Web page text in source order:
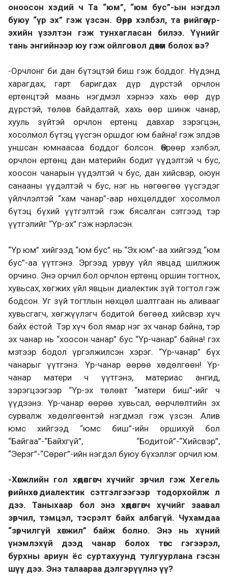
оноосон хэдий ч Та “юм”, “юм бус”-ын нэгдэл
буюу “үр эх” гэж үзсэн. Өөрөөр хэлбэл, та өөрийгөө үр-
эхийн үзэлтэн гэж тунхагласан билээ. Үүнийг
тань энгийнээр юу гэж ойлговол дөхөм болох вэ?
-Орчлонг би дан бүтэцтэй биш гэж боддог. Нүдэнд
харагдах, гарт баригдах дүр дүрстэй орчлон
ертөнцтэй маань нэгдмэл хэрнээ хахь өөр дүр
дүрстэй, төлөв байдалтай, хахь өөр шинж чанар,
хууль зүйтэй орчлон ертөнц давхар зэрэгцэн,
хосолмол бүтэц үүсгэн оршдог юм байна! гэж элдэв
уншсан юмнаасаа боддог болсон. Өөрөөр хэлбэл,
орчлон ертөнц дан материйн бодит үүдэлтэй ч бус,
хоосон чанарын үүдэлтэй ч бус, дан хийсвэр, оюун
санааны үүдэлтэй ч бус, нэг нь нөгөөгөө үүсгэдэг
үйлчлэлтэй “хам чанар”-аар нөхцөлддөг хосолмол
бүтэц бүхий үүтгэлтэй гэж бясалган сэтгээд тэр
үүтгэлийг “Үр-эх” гэж нэрлэсэн.
“Үр юм” хийгээд “юм бус” нь “Эх юм”-аа хийгээд “юм
бус”-аа үүтгэнэ. Эргээд урвуу үйл явцад шилжиж
орчино. Энэ орчил бол орчлон ертөнц оршин тогтнох,
хувьсах, хөгжих үйл явцын диалектик зүй тогтол гэж
бодсон. Уг зүй тогтлын нөхцөл шалтгаан нь аливааг
хувьсгагч, хөгжүүлэгч бодитой бөгөөд хийсвэр хүч
байх ёстой. Тэр хүч бол ямар нэг эх чанар байна, тэр
эх чанар нь “хоосон чанар” бус “Үр-чанар” байна! гэх
мэтээр бодол үргэлжилсэн хэрэг. “Үр-чанар” бүх
чанарыг үүтгэнэ. Үр-чанар өөрөө хөдөлгөөн! Үр-
чанар матери ч үүтгэнэ, материас ангид,
зэрэгцээгээр “Үр-эх төлөвт “матери биш”-ийг ч
үүдээнэ. Үр-чанар өөрөө хувьсал, өөрчлөлтийн эх
сур­валж хөдөлгөөнтэй нэгдмэл гэж үзсэн. Алив
юмс хийгээд “юмс биш”-ийн оршихуй бол
“Байгаа”-“Байхгүй”, “Бодитой”-“Хийсвэр”,
“Эерэг”-“Сөрөг”-ийн нэгдэл буюу бүхэллэг орчил юм.
-Хөгжлийн гол хөдөлгөгч хүчийг зөрчил гэж Хегель
өөрийнхөө диалектик сэтгэл­гээгээр тодорхойлж л
дээ. Таныхаар бол энэ хөдөлгөгч хүчийг заавал
зөрчил, тэмцэл, тэсрэлт байх албагүй. Чухамдаа
“зөрчилгүй хөгжил” байж болно. Энэ нь хүний
үнэмлэхүй дээд чанар болох төгс гэгээрэл,
бурхны ариун ёс суртахуунд тулгуурлана гэсэн
шүү дээ. Энэ талаараа дэлгэрүүлнэ үү?